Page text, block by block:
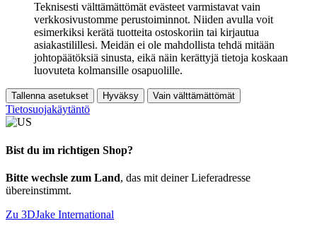
Teknisesti välttämättömät evästeet varmistavat vain
verkkosivustomme perustoiminnot. Niiden avulla voit
esimerkiksi kerätä tuotteita ostoskoriin tai kirjautua
asiakastilillesi. Meidän ei ole mahdollista tehdä mitään
johtopäätöksiä sinusta, eikä näin kerättyjä tietoja koskaan
luovuteta kolmansille osapuolille.
Tallenna asetukset Hyväksy Vain välttämättömät
Tietosuojakäytäntö
Bist du im richtigen Shop?
Bitte wechsle zum Land, das mit deiner Lieferadresse
übereinstimmt.
Zu 3DJake International